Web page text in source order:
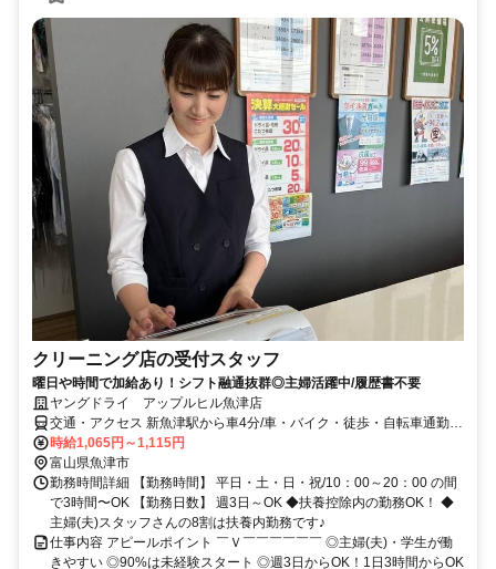
クリーニング店の受付スタッフ
曜日や時間で加給あり！シフト融通抜群◎主婦活躍中/履歴書不要
ヤングドライ アップルヒル魚津店
交通・アクセス 新魚津駅から車4分/車・バイク・徒歩・自転車通勤
OK
時給1,065円～1,115円
富山県魚津市
勤務時間詳細 【勤務時間】 平日・土・日・祝/10：00～20：00 の間
で3時間〜OK 【勤務日数】 週3日～OK ◆扶養控除内の勤務OK！ ◆
主婦(夫)スタッフさんの8割は扶養内勤務です♪
仕事内容 アピールポイント ￣Ｖ￣￣￣￣￣￣ ◎主婦(夫)・学生が働
きやすい ◎90%は未経験スタート ◎週3日からOK！1日3時間からOK